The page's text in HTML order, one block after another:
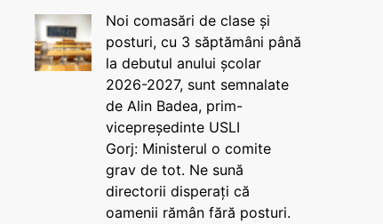
Noi comasări de clase și
posturi, cu 3 săptămâni până
la debutul anului școlar
2026-2027, sunt semnalate
de Alin Badea, prim-
vicepreședinte USLI
Gorj: Ministerul o comite
grav de tot. Ne sună
directorii disperați că
oamenii rămân fără posturi.